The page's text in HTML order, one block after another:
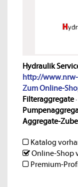
Hydraulik
http://
Zum Online-
Filteraggregate·
Aggregate-
Katalog
Online-Shop
Premium-